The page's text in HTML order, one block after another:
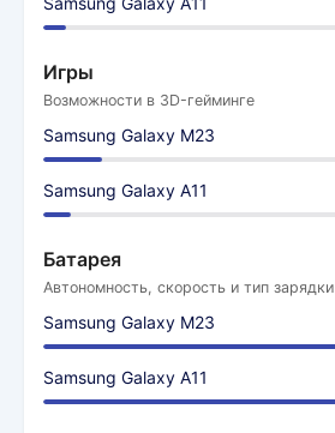
Игры
Возможности в 3D-гейминге
Samsung Galaxy M23
Samsung Galaxy A11
Батарея
Автономность, скорость и тип зарядки
Samsung Galaxy M23
Samsung Galaxy A11